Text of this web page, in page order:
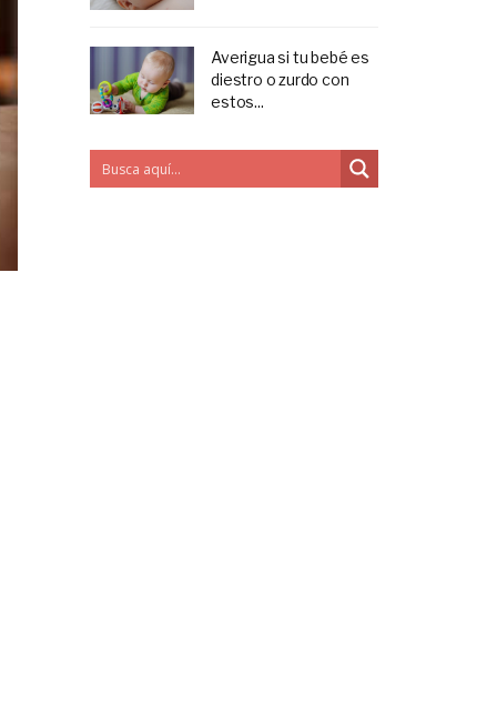
Averigua si tu bebé es
diestro o zurdo con
estos...